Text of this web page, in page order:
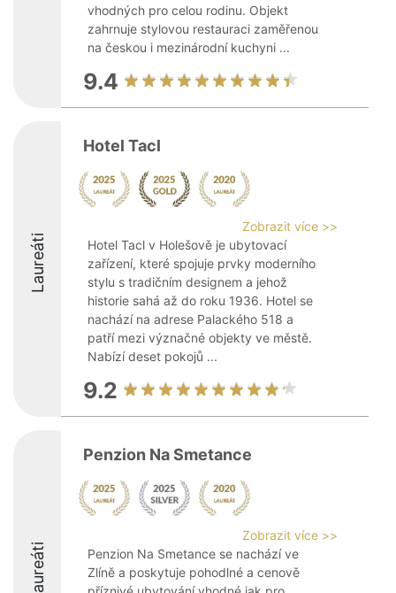
vhodných pro celou rodinu. Objekt
zahrnuje stylovou restauraci zaměřenou
na českou i mezinárodní kuchyni ...
9.4
Laureáti
Hotel Tacl
Zobrazit více >>
Hotel Tacl v Holešově je ubytovací
zařízení, které spojuje prvky moderního
stylu s tradičním designem a jehož
historie sahá až do roku 1936. Hotel se
nachází na adrese Palackého 518 a
patří mezi význačné objekty ve městě.
Nabízí deset pokojů ...
9.2
Laureáti
Penzion Na Smetance
Zobrazit více >>
Penzion Na Smetance se nachází ve
Zlíně a poskytuje pohodlné a cenově